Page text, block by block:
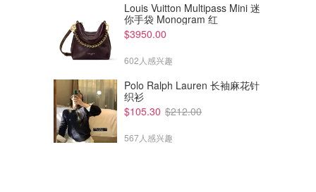
Louis Vuitton Multipass Mini 迷
你手袋 Monogram 红
$3950.00
602人感兴趣
Polo Ralph Lauren 长袖麻花针
织衫
$105.30 $212.00
567人感兴趣